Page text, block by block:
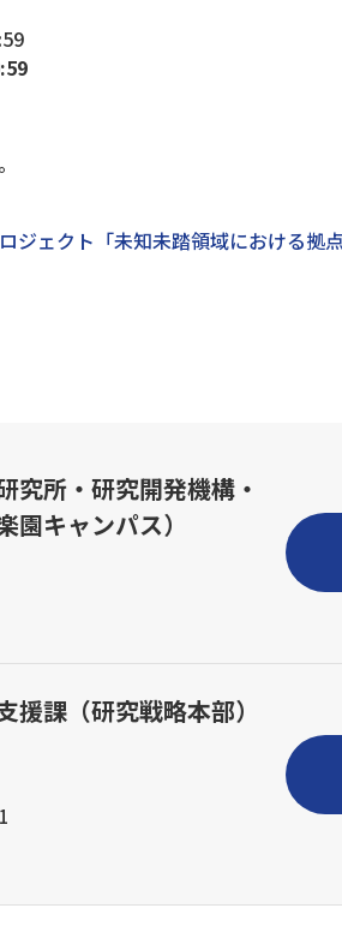
ェクト「未知未踏領域における拠
究所・研究開発機構・
園キャンパス）
課（研究戦略本部）